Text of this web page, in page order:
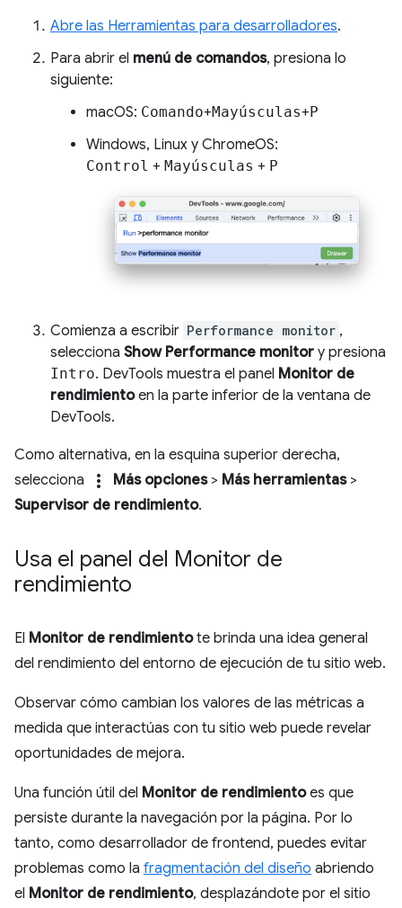
Abre las Herramientas para desarrolladores.
Para abrir el menú de comandos, presiona lo
siguiente:
macOS: Comando+Mayúsculas+P
Windows, Linux y ChromeOS:
Control + Mayúsculas + P
Comienza a escribir Performance monitor ,
selecciona Show Performance monitor y presiona
Intro. DevTools muestra el panel Monitor de
rendimientoen la parte inferior de la ventana de
DevTools.
Como alternativa, en la esquina superior derecha,
selecciona
more_vert Más opciones> Más herramientas>
Supervisor de rendimiento.
Usa el panel del Monitor de
rendimiento
El Monitor de rendimientote brinda una idea general
del rendimiento del entorno de ejecución de tu sitio web.
Observar cómo cambian los valores de las métricas a
medida que interactúas con tu sitio web puede revelar
oportunidades de mejora.
Una función útil del Monitor de rendimientoes que
persiste durante la navegación por la página. Por lo
tanto, como desarrollador de frontend, puedes evitar
problemas como la fragmentación del diseño abriendo
el Monitor de rendimiento, desplazándote por el sitio